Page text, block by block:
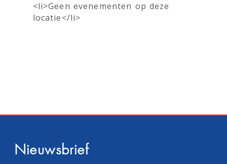
<li>Geen evenementen op deze
locatie</li>
Nieuwsbrief